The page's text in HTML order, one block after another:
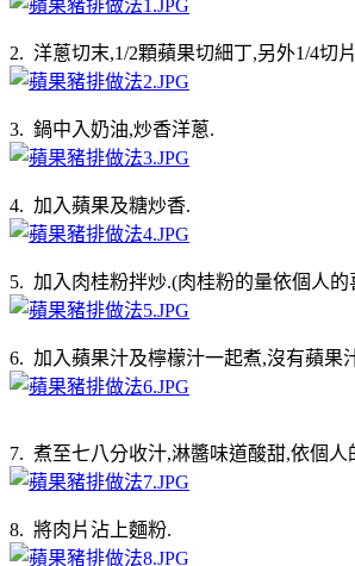
2. 洋蔥切末,1/2顆蘋果切細丁,另外1/4切
3. 鍋中入奶油,炒香洋蔥.
4. 加入蘋果及糖炒香.
5. 加入肉桂粉拌炒.(肉桂粉的量依個人的
6. 加入蘋果汁及檸檬汁一起煮,沒有蘋果
7. 煮至七八分收汁,淋醬味道酸甜,依個
8. 將肉片沾上麵粉.